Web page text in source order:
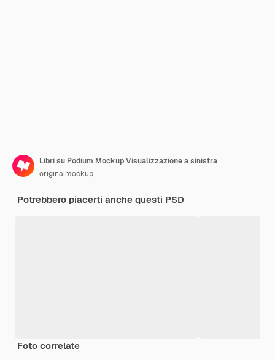
Libri su Podium Mockup Visualizzazione a sinistra
originalmockup
Potrebbero piacerti anche questi PSD
Foto correlate